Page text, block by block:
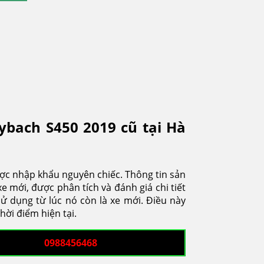
S450 2019 cũ tại Hà
nhập khẩu nguyên chiếc. Thông tin sản
mới, được phân tích và đánh giá chi tiết
dụng từ lúc nó còn là xe mới. Điều này
điểm hiện tại.
0988456468